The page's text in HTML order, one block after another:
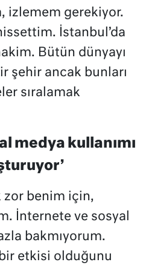
izlemem gerekiyor.
İstanbul’da
Bütün dünyayı
şehir ancak bunları
sıralamak
medya kullanımı
zor benim için,
İnternete ve sosyal
bakmıyorum.
etkisi olduğunu